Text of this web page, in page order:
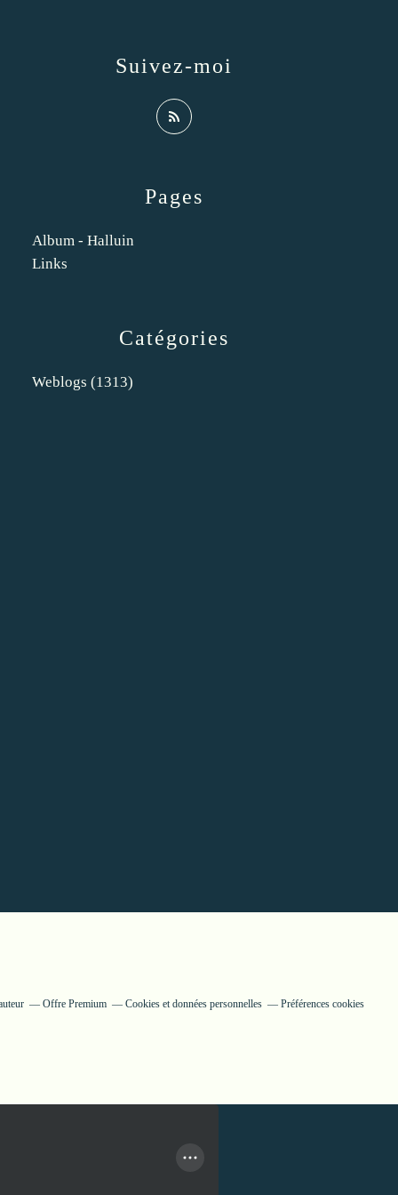
Catégories
Weblogs (1313)
Pages
Album - Halluin
Links
Suivez-moi
Offre Premium Cookies et données personnelles Préférences cookies